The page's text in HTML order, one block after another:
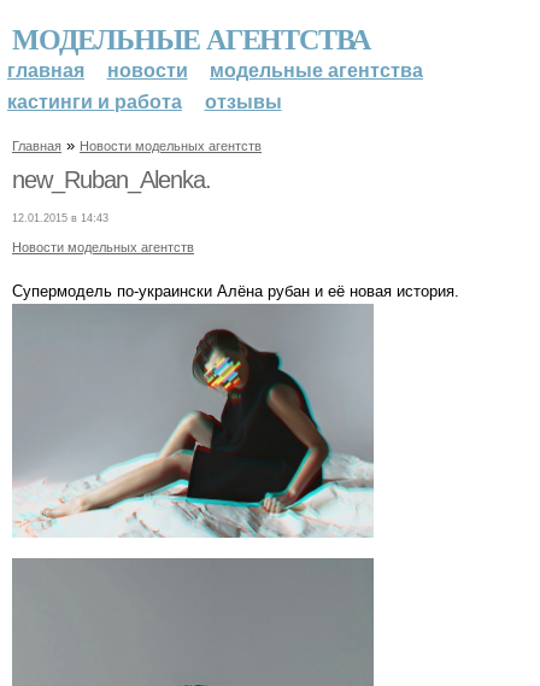
МОДЕЛЬНЫЕ АГЕНТСТВА
главная новости
модельные агентства
кастинги и работа
отзывы
Главная » Новости модельных агентств
new_Ruban_Alenka.
12.01.2015 в 14:43
Новости модельных агентств
Супермодель по-украински Алёна рубан и её новая история.